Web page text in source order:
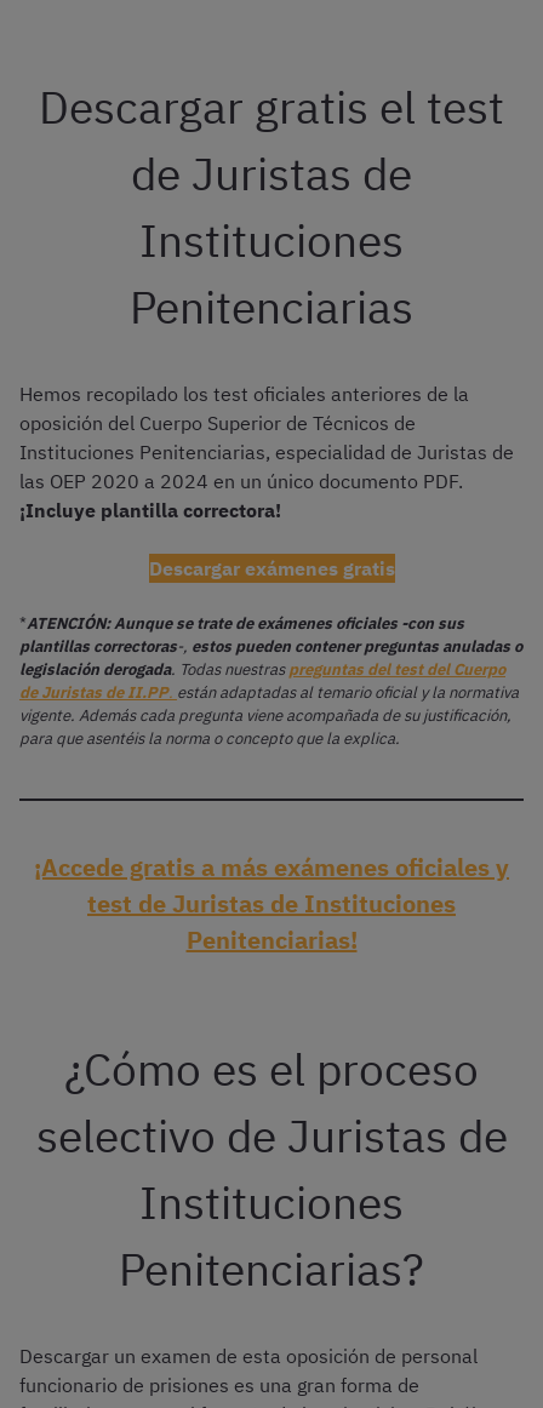
Descargar gratis el test
de Juristas de
Instituciones
Penitenciarias
Hemos recopilado los test oficiales anteriores de la
oposición del Cuerpo Superior de Técnicos de
Instituciones Penitenciarias, especialidad de Juristas de
las OEP 2020 a 2024 en un único documento PDF.
¡Incluye plantilla correctora!
Descargar exámenes gratis
*ATENCIÓN: Aunque se trate de exámenes oficiales -con sus
plantillas correctoras-, estos pueden contener preguntas anuladas o
legislación derogada. Todas nuestraspreguntas del test del Cuerpo
de Juristas de II.PP. están adaptadas al temario oficial y la normativa
vigente. Además cada pregunta viene acompañada de su justificación,
para que asentéis la norma o concepto que la explica.
¡Accede gratis a más exámenes oficiales y
test de Juristas de Instituciones
Penitenciarias!
¿Cómo es el proceso
selectivo de Juristas de
Instituciones
Penitenciarias?
Descargar un examen de esta oposición de personal
funcionario de prisiones es una gran forma de